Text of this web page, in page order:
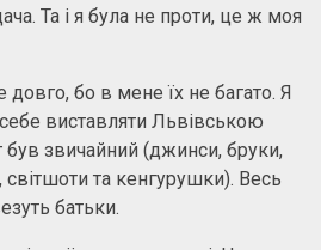
Та і я була не проти, це ж моя
довго, бо в мене їх не багато. Я
виставляти Львівською
звичайний (джинси, бруки,
та кенгурушки). Весь
батьки.